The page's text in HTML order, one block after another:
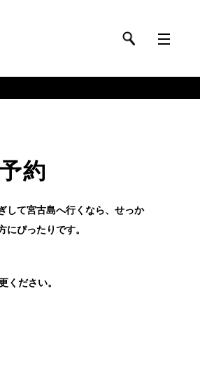
約
して宮古島へ行くなら、せっか
ぴったりです。
ください。